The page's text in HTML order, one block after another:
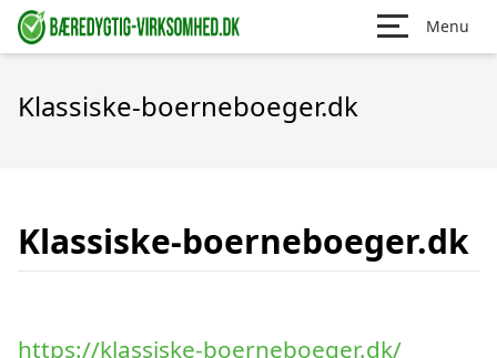
Menu
Klassiske-boerneboeger.dk
Klassiske-boerneboeger.dk
https://klassiske-boerneboeger.dk/